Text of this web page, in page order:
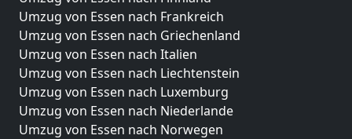
Umzug von Essen nach Frankreich
Umzug von Essen nach Griechenland
Umzug von Essen nach Italien
Umzug von Essen nach Liechtenstein
Umzug von Essen nach Luxemburg
Umzug von Essen nach Niederlande
Umzug von Essen nach Norwegen